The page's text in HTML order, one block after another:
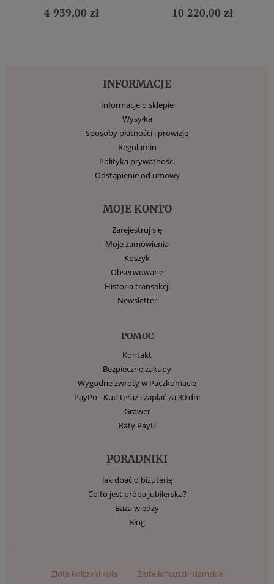
4 939,00 zł 10 220,00 zł
INFORMACJE
Informacje o sklepie
Wysyłka
Sposoby płatności i prowizje
Regulamin
Polityka prywatności
Odstąpienie od umowy
MOJE KONTO
Zarejestruj się
Moje zamówienia
Koszyk
Obserwowane
Historia transakcji
Newsletter
POMOC
Kontakt
Bezpieczne zakupy
Wygodne zwroty w Paczkomacie
PayPo - Kup teraz i zapłać za 30 dni
Grawer
Raty PayU
PORADNIKI
Jak dbać o biżuterię
Co to jest próba jubilerska?
Baza wiedzy
Blog
Złote kolczyki koła
Złote łańcuszki damskie